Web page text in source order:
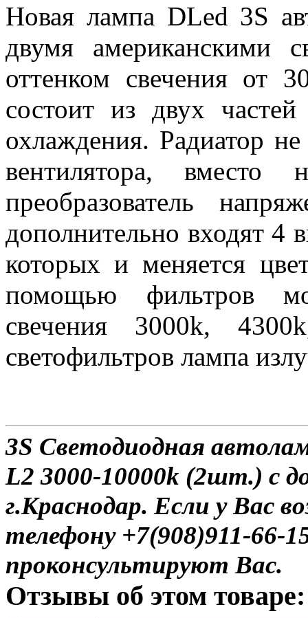
Новая лампа DLed 3S
двумя американскими
оттенком свечения от
состоит из двух
охлаждения. Радиатор
вентилятора, вместо
преобразователь
дополнительно входят 4
которых и меняется
помощью фильтров
свечения 3000k,
светофильтров лампа
3S Светодиодная
L2 3000-10000k (2шт.) с
г.Краснодар. Если у Вас
телефону +7(908)911-
проконсультируют Вас.
Отзывы об этом товаре: